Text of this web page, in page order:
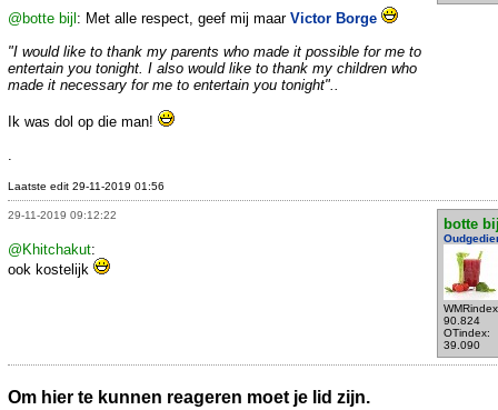
@botte bijl : Met alle respect, geef mij maar Victor Borge
"I would like to thank my parents who made it possible for me to
entertain you tonight. I also would like to thank my children who
made it necessary for me to entertain you tonight"..
Ik was dol op die man!
.
Laatste edit 29-11-2019 01:56
29-11-2019 09:12:22
botte
90.824
OTindex:
39.090
@Khitchakut:
ook kostelijk
Om hier te kunnen reageren moet je lid zijn.